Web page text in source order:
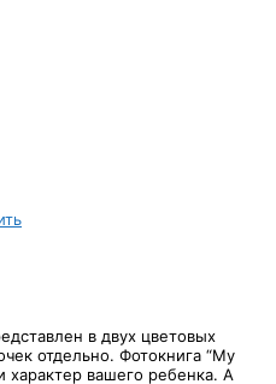
в двух цветовых
отдельно. Фотокнига “My
характер вашего ребенка. А